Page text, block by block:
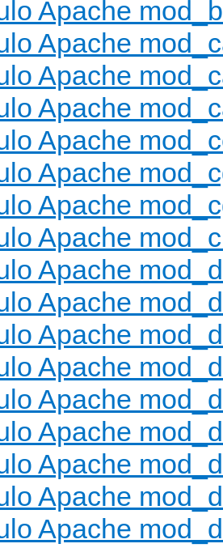
Apache
Apache
Apache
Apache
Apache
Apache
Apache
Apache
Apache
Apache
Apache
Apache
Apache
Apache
Apache
Apache
Apache